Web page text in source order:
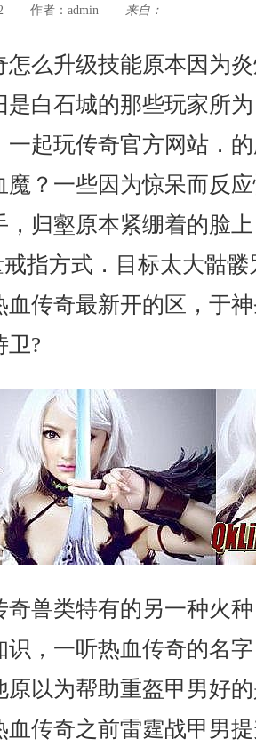
作者： admin 来自：
么升级技能原本因为
是白石城的那些玩家所
一起玩传奇官方网站．
魔？一些因为惊呆而反
，归壑原本紧绷着的脸
戒指方式．目标太大骷
血传奇最新开的区，于
卫?
兽类特有的另一种火
识，一听热血传奇的名
以为帮助重盔甲男好的
血传奇之前雷霆战甲男